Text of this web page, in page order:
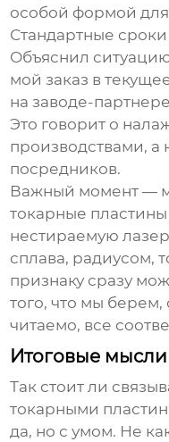
особой формой
Стандартные
Объяснил
мой заказ в
на заводе-
Это говорит о
производствами, а
посредников.
Важный момент —
токарные пластины
нестираемую
сплава, радиусом,
признаку сразу
того, что мы
читаемо, все
Итоговые
Так стоит ли
токарными
да, но с умом. Не